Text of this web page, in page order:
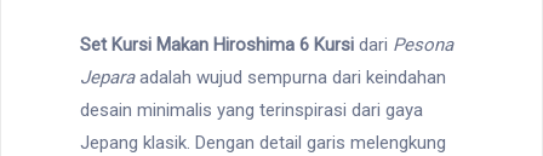
Set Kursi Makan Hiroshima 6 Kursi dari Pesona
Jeparaadalah wujud sempurna dari keindahan
desain minimalis yang terinspirasi dari gaya
Jepang klasik. Dengan detail garis melengkung